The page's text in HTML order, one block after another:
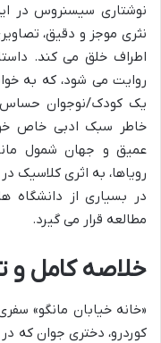
نوشتاری سیسنروس در
نثری موجز و دقیق،
اطراف خلق می کند.
روایت می شود، که به
یک کودک/نوجوان حساس
خاطر سبک ادبی خاص
عمیق و جهان شمول
رویاها، به اثری کلاسیک
در بسیاری از دانشگاه
مطالعه قرار می گیرد.
خلاصه کامل و
«خانه خیابان مانگو»
کوردرو، دختری جوان که